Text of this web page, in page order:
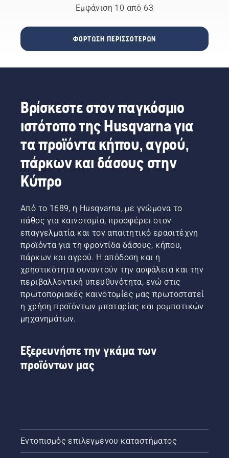
στρώση
προστασίας
και να
τη
εργασίας.
Όχι μόνο
για τη
ενός
αλλά και
μεγαλύτερη
αποτελεσματικότητα
κατά την
εργασία.
λάμα
τριβή.
Αυτό
διάρκεια
και της
αλυσίδας.
Ακολουθήστε
οδηγίες
σε αυτό
το
μάθετε
πώς
μπορείτε
να
ελέγξετε
ότι το
σύστημα
λίπανσης
αλυσίδας
του
αλυσοπρίονού
Πρώτα,
διασφαλίστε
ότι το
Εμφάνιση 10 από 63
ΦΌΡΤΩΣΗ ΠΕΡΙΣΣΌΤΕΡΩΝ
Βρίσκεστε στον παγκόσμιο
ιστότοπο της Husqvarna για
τα προϊόντα κήπου, αγρού,
πάρκων και δάσους στην
Κύπρο
Από το 1689, η Husqvarna, με γνώμονα το
πάθος για καινοτομία, προσφέρει στον
επαγγελματία και τον απαιτητικό ερασιτέχνη
προϊόντα για τη φροντίδα δάσους, κήπου,
πάρκων και αγρού. Η απόδοση και η
χρηστικότητα συναντούν την ασφάλεια και την
περιβαλλοντική υπευθυνότητα, ενώ στις
πρωτοποριακές καινοτομίες μας πρωτοστατεί
η χρήση προϊόντων μπαταρίας και ρομποτικών
μηχανημάτων.
Εξερευνήστε την γκάμα των
προϊόντων μας
Εντοπισμός επιλεγμένου καταστήματος